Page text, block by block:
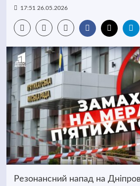
17:51 26.05.2026
Резонансний напад на